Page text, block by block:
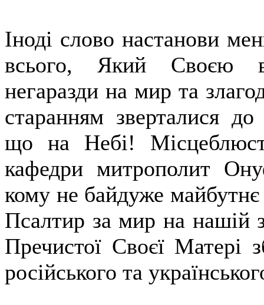
Іноді слово настанови
всього, Який Своєю
негаразди на мир та
старанням зверталися
що на Небі!
кафедри митрополит
кому не байдуже майбутнє
Псалтир за мир на нашій
Пречистої Своєї Матері
російського та